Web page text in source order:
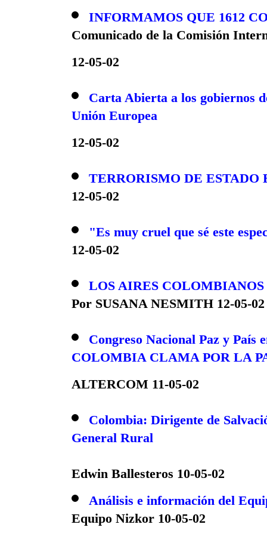
INFORMAMOS QUE 1612
Comunicado de la Comisión
12-05-02
Carta Abierta a los gobiernos
Unión Europea
12-05-02
TERRORISMO DE ESTADO
12-05-02
"Es muy cruel que sé este
12-05-02
LOS AIRES
Por SUSANA NESMITH 12-05-02
Congreso Nacional Paz y País
COLOMBIA CLAMA POR LA
ALTERCOM 11-05-02
Colombia: Dirigente de
General Rural
Edwin Ballesteros 10-05-02
Análisis e información del
Equipo Nizkor 10-05-02